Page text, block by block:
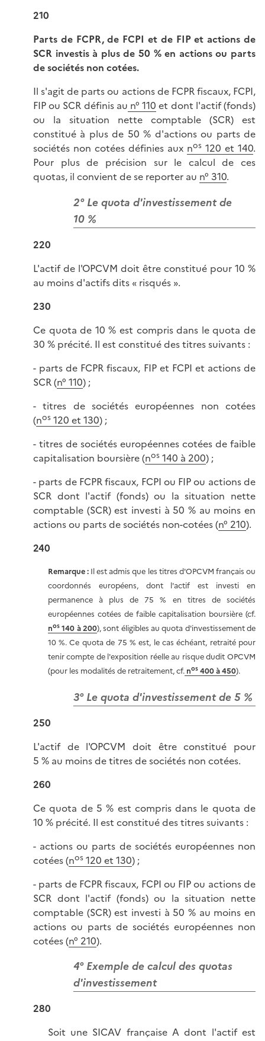
210
Parts de FCPR, de FCPI et de FIP et actions de
SCR investis à plus de 50 % en actions ou parts
de sociétés non cotées.
Il s'agit de parts ou actions de FCPR fiscaux, FCPI,
FIP ou SCR définis au n° 110 et dont l'actif (fonds)
ou la situation nette comptable (SCR) est
constitué à plus de 50 % d'actions ou parts de
sociétés non cotées définies aux nos 120 et 140.
Pour plus de précision sur le calcul de ces
quotas, il convient de se reporter au n° 310.
2° Le quota d'investissement de
10 %
220
L'actif de l'OPCVM doit être constitué pour 10 %
au moins d'actifs dits « risqués ».
230
Ce quota de 10 % est compris dans le quota de
30 % précité. Il est constitué des titres suivants :
- parts de FCPR fiscaux, FIP et FCPI et actions de
SCR (n° 110) ;
- titres de sociétés européennes non cotées
(nos 120 et 130) ;
- titres de sociétés européennes cotées de faible
capitalisation boursière (nos 140 à 200) ;
- parts de FCPR fiscaux, FCPI ou FIP ou actions de
SCR dont l'actif (fonds) ou la situation nette
comptable (SCR) est investi à 50 % au moins en
actions ou parts de sociétés non-cotées (n° 210).
240
Remarque :Il est admis que les titres d'OPCVM français ou
coordonnés européens, dont l'actif est investi en
permanence à plus de 75 % en titres de sociétés
européennes cotées de faible capitalisation boursière (cf.
nos140 à 200), sont éligibles au quota d'investissement de
10 %. Ce quota de 75 % est, le cas échéant, retraité pour
tenir compte de l'exposition réelle au risque dudit OPCVM
(pour les modalités de retraitement, cf. nos400 à 450).
3° Le quota d'investissement de 5 %
250
L'actif de l'OPCVM doit être constitué pour
5 % au moins de titres de sociétés non cotées.
260
Ce quota de 5 % est compris dans le quota de
10 % précité. Il est constitué des titres suivants :
- actions ou parts de sociétés européennes non
cotées (nos 120 et 130) ;
- parts de FCPR fiscaux, FCPI ou FIP ou actions de
SCR dont l'actif (fonds) ou la situation nette
comptable (SCR) est investi à 50 % au moins en
actions ou parts de sociétés européennes non
cotées (n° 210).
4° Exemple de calcul des quotas
d'investissement
280
Soit une SICAV française A dont l'actif est